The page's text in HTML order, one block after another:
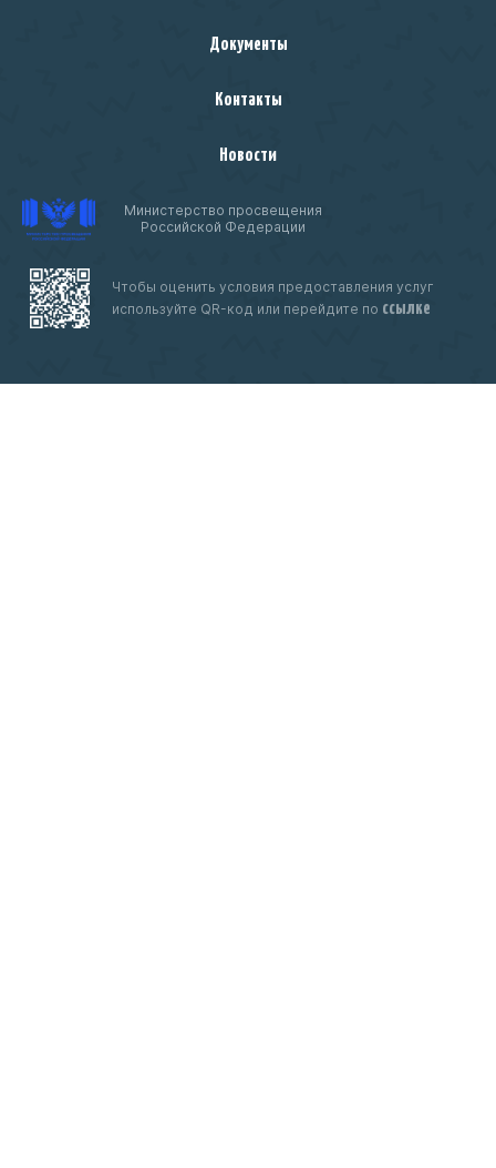
Документы
Контакты
Новости
Министерство просвещения
Российской Федерации
Чтобы оценить условия предоставления услуг
используйте QR-код или перейдите по ссылке